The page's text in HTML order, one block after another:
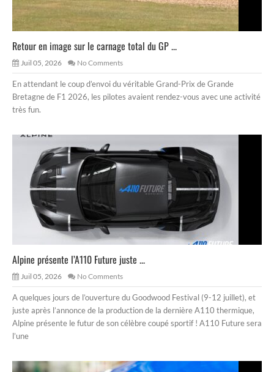
Retour en image sur le carnage total du GP ...
Juil 05, 2026 No Comments
En attendant le coup d’envoi du véritable Grand-Prix de Grande
Bretagne de F1 2026, les pilotes avaient rendez-vous avec une activité
très fun.
Alpine présente l’A110 Future juste ...
Juil 05, 2026 No Comments
A quelques jours de l’ouverture du Goodwood Festival (9-12 juillet), et
juste après l’annonce de la production de la dernière A110 thermique,
Alpine présente le futur de son célèbre coupé sportif ! A110 Future sera
l’une